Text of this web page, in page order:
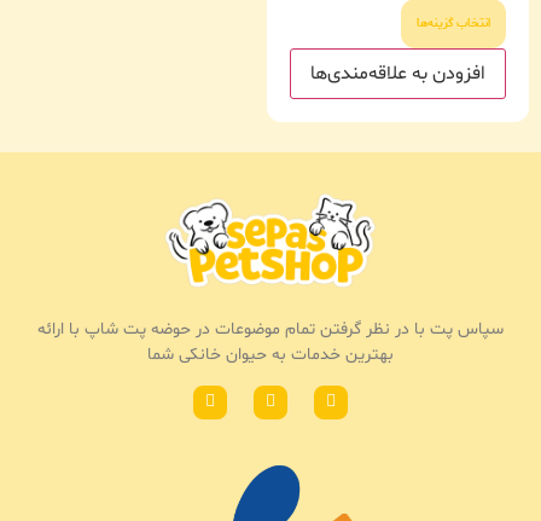
انتخاب گزینه‌ها
افزودن به علاقه‌مندی‌ها
سپاس پت با در نظر گرفتن تمام موضوعات در حوضه پت شاپ با ارائه
بهترین خدمات به حیوان خانکی شما